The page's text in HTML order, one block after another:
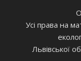
Усі права на
Львівської